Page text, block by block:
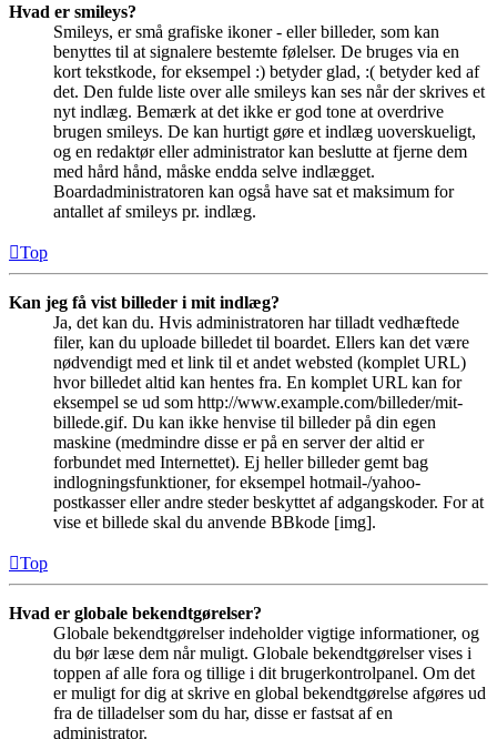
Hvad er smileys?
Smileys, er små grafiske ikoner - eller billeder, som kan
benyttes til at signalere bestemte følelser. De bruges via en
kort tekstkode, for eksempel :) betyder glad, :( betyder ked af
det. Den fulde liste over alle smileys kan ses når der skrives et
nyt indlæg. Bemærk at det ikke er god tone at overdrive
brugen smileys. De kan hurtigt gøre et indlæg uoverskueligt,
og en redaktør eller administrator kan beslutte at fjerne dem
med hård hånd, måske endda selve indlægget.
Boardadministratoren kan også have sat et maksimum for
antallet af smileys pr. indlæg.
Top
Kan jeg få vist billeder i mit indlæg?
Ja, det kan du. Hvis administratoren har tilladt vedhæftede
filer, kan du uploade billedet til boardet. Ellers kan det være
nødvendigt med et link til et andet websted (komplet URL)
hvor billedet altid kan hentes fra. En komplet URL kan for
eksempel se ud som http://www.example.com/billeder/mit-
billede.gif. Du kan ikke henvise til billeder på din egen
maskine (medmindre disse er på en server der altid er
forbundet med Internettet). Ej heller billeder gemt bag
indlogningsfunktioner, for eksempel hotmail-/yahoo-
postkasser eller andre steder beskyttet af adgangskoder. For at
vise et billede skal du anvende BBkode [img].
Top
Hvad er globale bekendtgørelser?
Globale bekendtgørelser indeholder vigtige informationer, og
du bør læse dem når muligt. Globale bekendtgørelser vises i
toppen af alle fora og tillige i dit brugerkontrolpanel. Om det
er muligt for dig at skrive en global bekendtgørelse afgøres ud
fra de tilladelser som du har, disse er fastsat af en
administrator.